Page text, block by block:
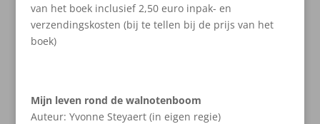
van het boek inclusief 2,50 euro inpak- en
verzendingskosten (bij te tellen bij de prijs van het
boek)
Mijn leven rond de walnotenboom
Auteur: Yvonne Steyaert (in eigen regie)